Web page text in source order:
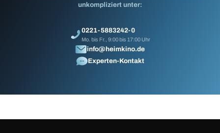
unkompliziert unter:
0221-5883242-0
Mo. bis Fr., 9:00 bis 17:00 Uhr
info@heimkino.de
Experten-Kontakt